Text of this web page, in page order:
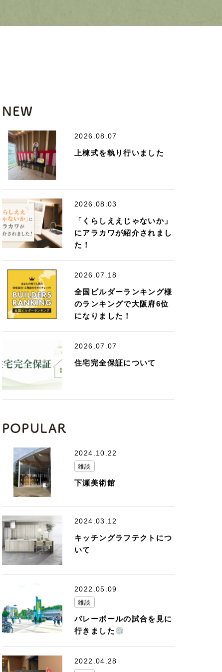
NEW
2026.08.07
上棟式を執り行いました
2026.08.03
「くらしええじゃないか」
にアラカワが紹介されまし
た！
2026.07.18
全国ビルダーランキング様
のランキングで大阪府6位
になりました！
2026.07.07
住宅完全保証について
POPULAR
2024.10.22
雑談
下瀬美術館
2024.03.12
キッチングラフテクトにつ
いて
2022.05.09
雑談
バレーボールの試合を見に
行きました
2022.04.28